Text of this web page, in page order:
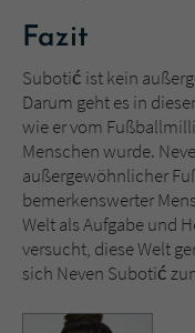
Fazit
Subotić ist kein
Darum geht es in
wie er vom
Menschen wurde.
außergewöhnlicher
bemerkenswerter
Welt als Aufgabe und
versucht, diese Welt
sich Neven Subotić